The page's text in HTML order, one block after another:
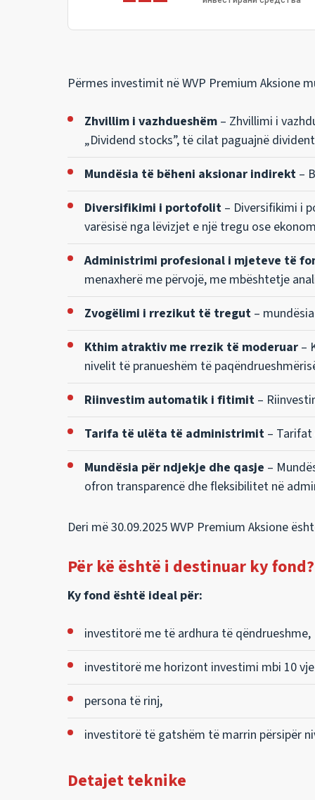
* Të
Përmes investimit në WVP Premium Aksione
Zhvillim i vazhdueshëm – Zhvillimi i
„Dividend stocks”, të cilat paguajnë
Mundësia të bëheni aksionar indirekt –
Diversifikimi i portofolit – Diversifikimi i
varësisë nga lëvizjet e një tregu ose
Administrimi profesional i mjeteve të
menaxherë me përvojë, me mbështetje
Zvogëlimi i rrezikut të tregut –
Kthim atraktiv me rrezik të moderuar –
nivelit të pranueshëm të
Riinvestim automatik i fitimit –
Tarifa të ulëta të administrimit –
Mundësia për ndjekje dhe qasje –
ofron transparencë dhe fleksibilitet në
Deri më 30.09.2025 WVP Premium Aksione
Për kë është i destinuar ky fond?
Ky fond është ideal për:
investitorë me të ardhura të qëndrueshme,
investitorë me horizont investimi mbi 10
persona të rinj,
investitorë të gatshëm të marrin përsipër
Detajet teknike